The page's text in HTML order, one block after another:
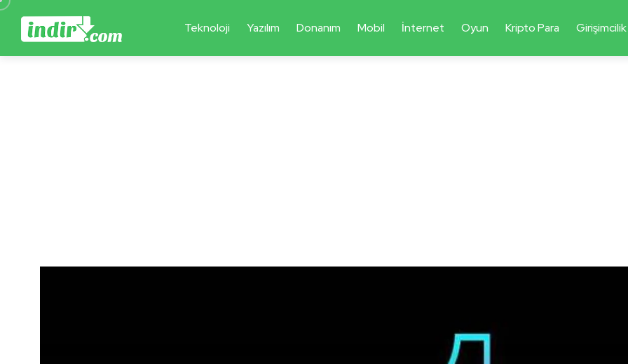
Teknoloji Yazılım Donanım Mobil İnternet Oyun Kripto Para Girişimcilik